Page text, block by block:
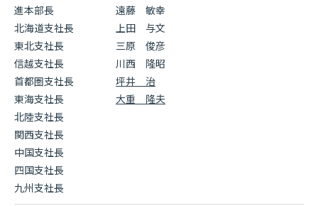
進本部長
北海道支社長
東北支社長
信越支社長
首都圏支社長
東海支社長
北陸支社長
関西支社長
中国支社長
四国支社長
九州支社長
遠藤 敏幸
上田 与文
三原 俊彦
川西 隆昭
坪井 治
大重 隆夫